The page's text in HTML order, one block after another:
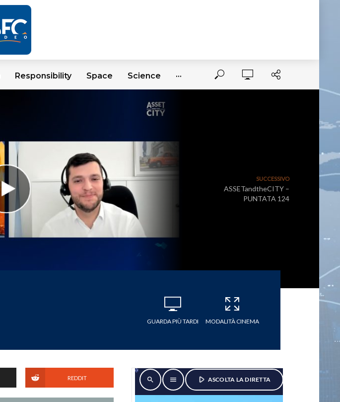
Responsibility Space Science ···
SUCCESSIVO
ASSETandtheCITY –
PUNTATA 124
GUARDA PIÙ TARDI MODALITÀ CINEMA
REDDIT